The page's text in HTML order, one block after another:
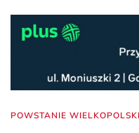
POWSTANIE